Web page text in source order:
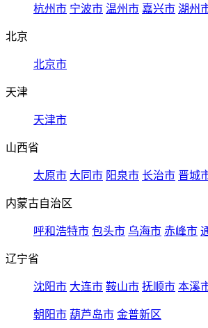
杭州市 宁波市 温州市 嘉兴市 湖州
北京
北京市
天津
天津市
山西省
太原市 大同市 阳泉市 长治市 晋城
内蒙古自治区
呼和浩特市 包头市 乌海市 赤峰市
辽宁省
沈阳市 大连市 鞍山市 抚顺市 本溪
朝阳市 葫芦岛市 金普新区